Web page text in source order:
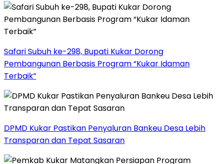
Safari Subuh ke-298, Bupati Kukar Dorong
Pembangunan Berbasis Program “Kukar Idaman
Terbaik”
DPMD Kukar Pastikan Penyaluran Bankeu Desa Lebih
Transparan dan Tepat Sasaran